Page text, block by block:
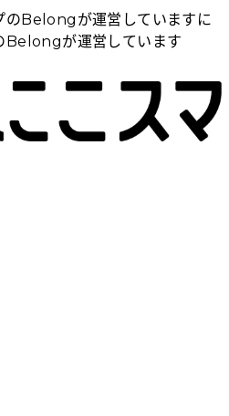
のBelongが運営しています に
Belongが運営しています